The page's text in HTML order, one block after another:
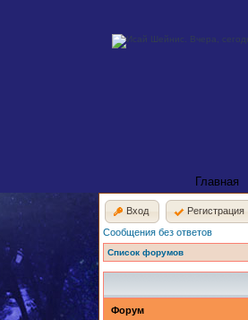
Главная
Вход
Регистрация
Сообщения без ответов
Список форумов
Форум